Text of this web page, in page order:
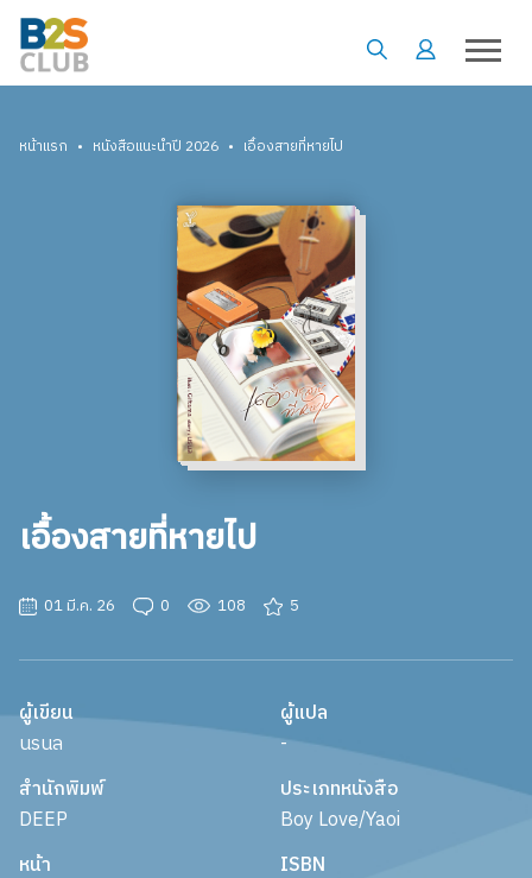
หน้าแรก • หนังสือแนะนำปี 2026 • เอื้องสายที่หายไป
เอื้องสายที่หายไป
01 มี.ค. 26 0 108 5
ผู้เขียน
นรนล
ผู้แปล
-
สำนักพิมพ์
DEEP
ประเภทหนังสือ
Boy Love/Yaoi
หน้า
ISBN